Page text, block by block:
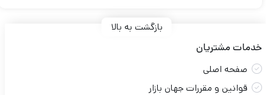
بازگشت به بالا
خدمات مشتریان
صفحه اصلی
قوانین و مقررات جهان بازار